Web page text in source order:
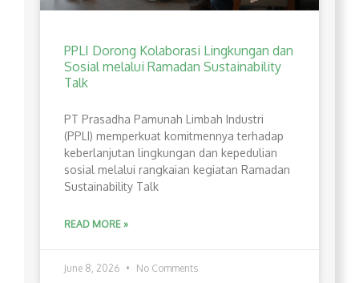
PPLI Dorong Kolaborasi Lingkungan dan
Sosial melalui Ramadan Sustainability
Talk
PT Prasadha Pamunah Limbah Industri
(PPLI) memperkuat komitmennya terhadap
keberlanjutan lingkungan dan kepedulian
sosial melalui rangkaian kegiatan Ramadan
Sustainability Talk
READ MORE »
June 8, 2026 No Comments